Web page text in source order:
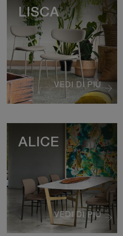
VEDI DI PIÙ
LISCA
VEDI DI PIÙ
ALICE